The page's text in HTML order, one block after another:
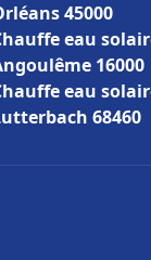
45000
eau
16000
eau
68460